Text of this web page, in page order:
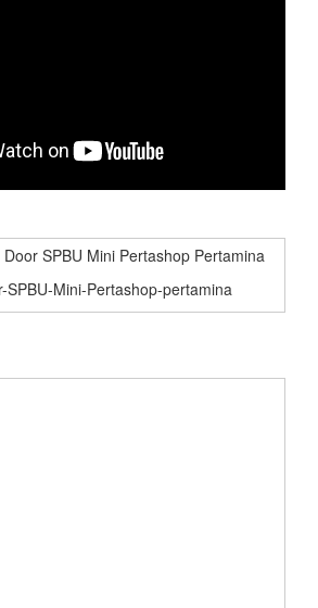
SPBU-Mini-Pertashop-pertamina